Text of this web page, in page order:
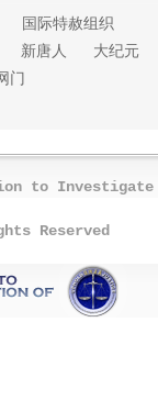
国际特赦组织
新唐人
大纪元
门
to Investigate
Reserved